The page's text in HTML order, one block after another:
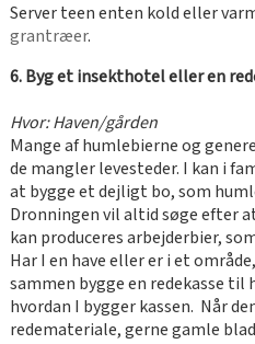
Server teen enten kold eller
grantræer.
6. Byg et insekthotel eller en
Hvor: Haven/gården
Mange af humlebierne og
de mangler levesteder. I kan i
at bygge et dejligt bo, som
Dronningen vil altid søge efter
kan produceres arbejderbier,
Har I en have eller er i et
sammen bygge en redekasse til
hvordan I bygger kassen. Når
redemateriale, gerne gamle